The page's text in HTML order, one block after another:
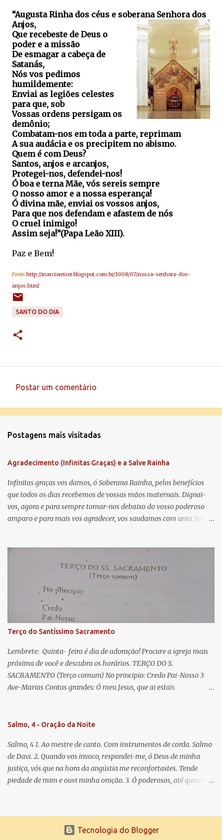
“Augusta Rinha dos céus e soberana Senhora dos
Anjos,
Que recebeste de Deus o
poder e a missão
De esmagar a cabeça de
Satanás,
Nós vos pedimos
humildemente:
Enviai as legiões celestes
para que, sob
Vossas ordens persigam os
demônio;
Combatam-nos em toda a parte, reprimam
A sua audácia e os precipitem no abismo.
Quem é com Deus?
Santos, anjos e arcanjos,
Protegei-nos, defendei-nos!
Ó boa e terna Mãe, vós sereis sempre
O nosso amor e a nossa esperança!
Ó divina mãe, enviai os vossos anjos,
Para que nos defendam e afastem de nós
O cruel inimigo!
Assim seja!”(Papa Leão XIII).
Paz e Bem!
Fonte:http://marcioreiser.blogspot.com.br/2008/07/nossa-senhora-dos-
anjos.html
SANTO DO DIA
e
t
á
r
i
o
Postar um comentário
Postagens mais visitadas
Agradecimento (Infinitas Graças) e a Salve Rainha
Infinitas graças vos damos, ó Soberana Rainha, pelos benefícios
que todos os dias recebemos de vossas mãos maternais. Dignai-
vos, agora e para sempre tomar-nos debaixo do vosso poderoso
amparo e para mais vos agradecer, vos saudamos com uma Salve
lágrimas. Eia, pois, Advogada nossa, estes vossos olhos
misericordiosos a nós volvei, e depois deste desterro, mostrai-nos
Jesus. Bendito é o fruto do vosso ventre, ó clemente, ó piedosa, ó
doce e sempre Virgem Maria. Rogai por nós Santa Mãe de Deus.
Para que sejamos dignos das promessas de Cristo. Amém.
Terço do Santíssimo Sacramento
Lembrete: Quinta- feira é dia de adoração! Procure a igreja mais
próxima de você e descubra os horários. TERÇO DO S.
SACRAMENTO (Terço comum) No principio: Credo Pai-Nosso 3
Ave-Marias Contas grandes: Ó meu Jesus, que ai estais
Vós morra eu! Nas contas pequenas: Sacramento de Amor!
que nos salva, dá-nos Vossa força, Vosso perdão e a Vossa
misericórdia. (no fim) Rezar 3 vezes: Louvores e graças se deem a
cada momento ao Santíssimo e Diviníssimo Sacramento.
Salmo, 4 - Oração da Noite
Salmo, 4 1. Ao mestre de canto. Com instrumentos de corda. Salmo
de Davi. 2. Quando vos invoco, respondei-me, ó Deus de minha
justiça, vós que na hora da angústia me reconfortastes. Tende
piedade de mim e ouvi minha oração. 3. Ó poderosos, até quando
o Senhor me ouviu quando o invoquei. 5. Tremei, mas sem pecar;
refleti em vossos corações, quando estiverdes em vossos leitos, e
Tecnologia do Blogger